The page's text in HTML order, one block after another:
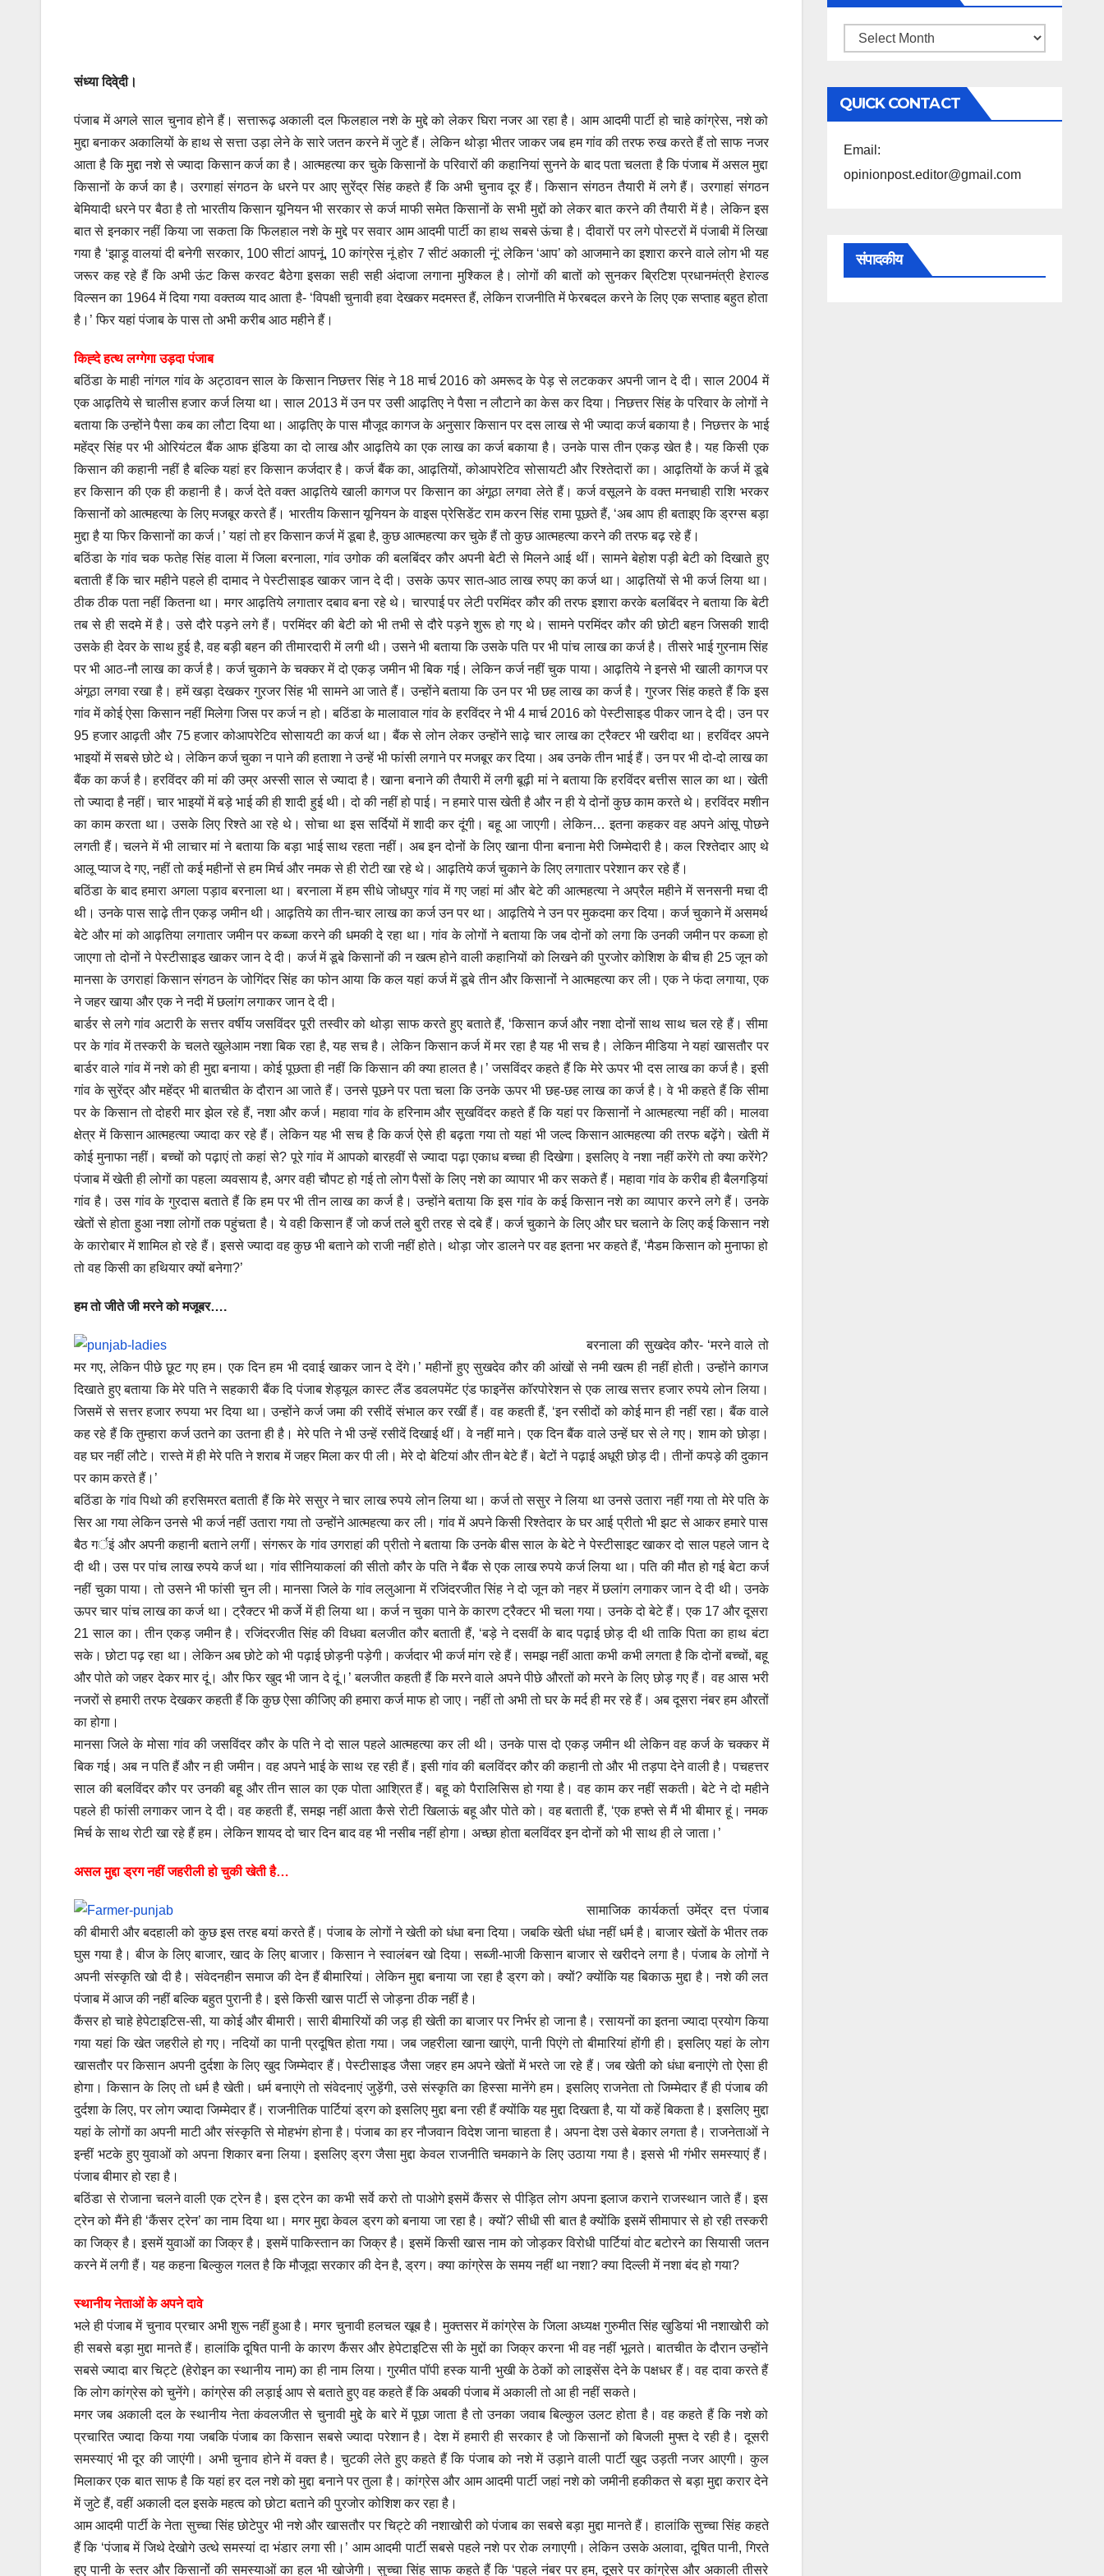
संध्या दिवे्दी।
पंजाब में अगले साल चुनाव होने हैं। सत्तारूढ़ अकाली दल फिलहाल नशे के मुद्दे को लेकर घिरा नजर आ रहा है। आम आदमी पार्टी हो चाहे कांग्रेस, नशे को
मुद्दा बनाकर अकालियों के हाथ से सत्ता उड़ा लेने के सारे जतन करने में जुटे हैं। लेकिन थोड़ा भीतर जाकर जब हम गांव की तरफ रुख करते हैं तो साफ नजर
आता है कि मुद्दा नशे से ज्यादा किसान कर्ज का है। आत्महत्या कर चुके किसानों के परिवारों की कहानियां सुनने के बाद पता चलता है कि पंजाब में असल मुद्दा
किसानों के कर्ज का है। उरगाहां संगठन के धरने पर आए सुरेंद्र सिंह कहते हैं कि अभी चुनाव दूर हैं। किसान संगठन तैयारी में लगे हैं। उरगाहां संगठन
बेमियादी धरने पर बैठा है तो भारतीय किसान यूनियन भी सरकार से कर्ज माफी समेत किसानों के सभी मुद्दों को लेकर बात करने की तैयारी में है। लेकिन इस
बात से इनकार नहीं किया जा सकता कि फिलहाल नशे के मुद्दे पर सवार आम आदमी पार्टी का हाथ सबसे ऊंचा है। दीवारों पर लगे पोस्टरों में पंजाबी में लिखा
गया है ‘झाड़ू वालयां दी बनेगी सरकार, 100 सीटां आपनूं, 10 कांग्रेस नूं होर 7 सीटं अकाली नूं‘ लेकिन ‘आप’ को आजमाने का इशारा करने वाले लोग भी यह
जरूर कह रहे हैं कि अभी ऊंट किस करवट बैठेगा इसका सही सही अंदाजा लगाना मुश्किल है। लोगों की बातों को सुनकर ब्रिटिश प्रधानमंत्री हेराल्ड
विल्सन का 1964 में दिया गया वक्तव्य याद आता है- ‘विपक्षी चुनावी हवा देखकर मदमस्त हैं, लेकिन राजनीति में फेरबदल करने के लिए एक सप्ताह बहुत होता
है।’ फिर यहां पंजाब के पास तो अभी करीब आठ महीने हैं।
किह्दे हत्थ लग्गेगा उड़दा पंजाब
बठिंडा के माही नांगल गांव के अट्ठावन साल के किसान निछत्तर सिंह ने 18 मार्च 2016 को अमरूद के पेड़ से लटककर अपनी जान दे दी। साल 2004 में
एक आढ़तिये से चालीस हजार कर्ज लिया था। साल 2013 में उन पर उसी आढ़तिए ने पैसा न लौटाने का केस कर दिया। निछत्तर सिंह के परिवार के लोगों ने
बताया कि उन्होंने पैसा कब का लौटा दिया था। आढ़तिए के पास मौजूद कागज के अनुसार किसान पर दस लाख से भी ज्यादा कर्ज बकाया है। निछत्तर के भाई
महेंद्र सिंह पर भी ओरियंटल बैंक आफ इंडिया का दो लाख और आढ़तिये का एक लाख का कर्ज बकाया है। उनके पास तीन एकड़ खेत है। यह किसी एक
किसान की कहानी नहीं है बल्कि यहां हर किसान कर्जदार है। कर्ज बैंक का, आढ़तियों, कोआपरेटिव सोसायटी और रिश्तेदारों का। आढ़तियों के कर्ज में डूबे
हर किसान की एक ही कहानी है। कर्ज देते वक्त आढ़तिये खाली कागज पर किसान का अंगूठा लगवा लेते हैं। कर्ज वसूलने के वक्त मनचाही राशि भरकर
किसानोंं को आत्महत्या के लिए मजबूर करते हैं। भारतीय किसान यूनियन के वाइस प्रेसिडेंट राम करन सिंह रामा पूछते हैं, ‘अब आप ही बताइए कि ड्रग्स बड़ा
मुद्दा है या फिर किसानों का कर्ज।’ यहां तो हर किसान कर्ज में डूबा है, कुछ आत्महत्या कर चुके हैं तो कुछ आत्महत्या करने की तरफ बढ़ रहे हैं।
बठिंडा के गांव चक फतेह सिंह वाला में जिला बरनाला, गांव उगोक की बलबिंदर कौर अपनी बेटी से मिलने आई थीं। सामने बेहोश पड़ी बेटी को दिखाते हुए
बताती हैं कि चार महीने पहले ही दामाद ने पेस्टीसाइड खाकर जान दे दी। उसके ऊपर सात-आठ लाख रुपए का कर्ज था। आढ़तियों से भी कर्ज लिया था।
ठीक ठीक पता नहीं कितना था। मगर आढ़तिये लगातार दबाव बना रहे थे। चारपाई पर लेटी परमिंदर कौर की तरफ इशारा करके बलबिंदर ने बताया कि बेटी
तब से ही सदमे में है। उसे दौरे पड़ने लगे हैं। परमिंदर की बेटी को भी तभी से दौरे पड़ने शुरू हो गए थे। सामने परमिंदर कौर की छोटी बहन जिसकी शादी
उसके ही देवर के साथ हुई है, वह बड़ी बहन की तीमारदारी में लगी थी। उसने भी बताया कि उसके पति पर भी पांच लाख का कर्ज है। तीसरे भाई गुरनाम सिंह
पर भी आठ-नौ लाख का कर्ज है। कर्ज चुकाने के चक्कर में दो एकड़ जमीन भी बिक गई। लेकिन कर्ज नहीं चुक पाया। आढ़तिये ने इनसे भी खाली कागज पर
अंगूठा लगवा रखा है। हमें खड़ा देखकर गुरजर सिंह भी सामने आ जाते हैं। उन्होंने बताया कि उन पर भी छह लाख का कर्ज है। गुरजर सिंह कहते हैं कि इस
गांव में कोई ऐसा किसान नहीं मिलेगा जिस पर कर्ज न हो। बठिंडा के मालावाल गांव के हरविंदर ने भी 4 मार्च 2016 को पेस्टीसाइड पीकर जान दे दी। उन पर
95 हजार आढ़ती और 75 हजार कोआपरेटिव सोसायटी का कर्ज था। बैंक से लोन लेकर उन्होंने साढ़े चार लाख का ट्रैक्टर भी खरीदा था। हरविंदर अपने
भाइयों में सबसे छोटे थे। लेकिन कर्ज चुका न पाने की हताशा ने उन्हें भी फांसी लगाने पर मजबूर कर दिया। अब उनके तीन भाई हैं। उन पर भी दो-दो लाख का
बैंक का कर्ज है। हरविंदर की मां की उम्र अस्सी साल से ज्यादा है। खाना बनाने की तैयारी में लगी बूढ़ी मां ने बताया कि हरविंदर बत्तीस साल का था। खेती
तो ज्यादा है नहीं। चार भाइयों में बड़े भाई की ही शादी हुई थी। दो की नहीं हो पाई। न हमारे पास खेती है और न ही ये दोनों कुछ काम करते थे। हरविंदर मशीन
का काम करता था। उसके लिए रिश्ते आ रहे थे। सोचा था इस सर्दियों में शादी कर दूंगी। बहू आ जाएगी। लेकिन… इतना कहकर वह अपने आंसू पोछने
लगती हैं। चलने में भी लाचार मां ने बताया कि बड़ा भाई साथ रहता नहीं। अब इन दोनों के लिए खाना पीना बनाना मेरी जिम्मेदारी है। कल रिश्तेदार आए थे
आलू प्याज दे गए, नहीं तो कई महीनों से हम मिर्च और नमक से ही रोटी खा रहे थे। आढ़तिये कर्ज चुकाने के लिए लगातार परेशान कर रहे हैं।
बठिंडा के बाद हमारा अगला पड़ाव बरनाला था। बरनाला में हम सीधे जोधपुर गांव में गए जहां मां और बेटे की आत्महत्या ने अप्रैल महीने में सनसनी मचा दी
थी। उनके पास साढ़े तीन एकड़ जमीन थी। आढ़तिये का तीन-चार लाख का कर्ज उन पर था। आढ़तिये ने उन पर मुकदमा कर दिया। कर्ज चुकाने में असमर्थ
बेटे और मां को आढ़तिया लगातार जमीन पर कब्जा करने की धमकी दे रहा था। गांव के लोगों ने बताया कि जब दोनों को लगा कि उनकी जमीन पर कब्जा हो
जाएगा तो दोनों ने पेस्टीसाइड खाकर जान दे दी। कर्ज में डूबे किसानों की न खत्म होने वाली कहानियों को लिखने की पुरजोर कोशिश के बीच ही 25 जून को
मानसा के उगराहां किसान संगठन के जोगिंदर सिंह का फोन आया कि कल यहां कर्ज में डूबे तीन और किसानोंं ने आत्महत्या कर ली। एक ने फंदा लगाया, एक
ने जहर खाया और एक ने नदी में छलांग लगाकर जान दे दी।
बार्डर से लगे गांव अटारी के सत्तर वर्षीय जसविंदर पूरी तस्वीर को थोड़ा साफ करते हुए बताते हैं, ‘किसान कर्ज और नशा दोनों साथ साथ चल रहे हैं। सीमा
पर के गांव में तस्करी के चलते खुलेआम नशा बिक रहा है, यह सच है। लेकिन किसान कर्ज में मर रहा है यह भी सच है। लेकिन मीडिया ने यहां खासतौर पर
बार्डर वाले गांव में नशे को ही मुद्दा बनाया। कोई पूछता ही नहीं कि किसान की क्या हालत है।’ जसविंदर कहते हैं कि मेरे ऊपर भी दस लाख का कर्ज है। इसी
गांव के सुरेंद्र और महेंद्र भी बातचीत के दौरान आ जाते हैं। उनसे पूछने पर पता चला कि उनके ऊपर भी छह-छह लाख का कर्ज है। वे भी कहते हैं कि सीमा
पर के किसान तो दोहरी मार झेल रहे हैं, नशा और कर्ज। महावा गांव के हरिनाम और सुखविंदर कहते हैं कि यहां पर किसानोंं ने आत्महत्या नहीं की। मालवा
क्षेत्र में किसान आत्महत्या ज्यादा कर रहे हैं। लेकिन यह भी सच है कि कर्ज ऐसे ही बढ़ता गया तो यहां भी जल्द किसान आत्महत्या की तरफ बढ़ेंगे। खेती में
कोई मुनाफा नहीं। बच्चों को पढ़ाएं तो कहां से? पूरे गांव में आपको बारहवीं से ज्यादा पढ़ा एकाध बच्चा ही दिखेगा। इसलिए वे नशा नहीं करेंगे तो क्या करेंगे?
पंजाब में खेती ही लोगों का पहला व्यवसाय है, अगर वही चौपट हो गई तो लोग पैसों के लिए नशे का व्यापार भी कर सकते हैं। महावा गांव के करीब ही बैलगड़ियां
गांव है। उस गांव के गुरदास बताते हैं कि हम पर भी तीन लाख का कर्ज है। उन्होंने बताया कि इस गांव के कई किसान नशे का व्यापार करने लगे हैं। उनके
खेतों से होता हुआ नशा लोगों तक पहुंचता है। ये वही किसान हैं जो कर्ज तले बुरी तरह से दबे हैं। कर्ज चुकाने के लिए और घर चलाने के लिए कई किसान नशे
के कारोबार में शामिल हो रहे हैं। इससे ज्यादा वह कुछ भी बताने को राजी नहीं होते। थोड़ा जोर डालने पर वह इतना भर कहते हैं, ‘मैडम किसान को मुनाफा हो
तो वह किसी का हथियार क्यों बनेगा?’
हम तो जीते जी मरने को मजूबर….
बरनाला की सुखदेव कौर- ‘मरने वाले तो
मर गए, लेकिन पीछे छूट गए हम। एक दिन हम भी दवाई खाकर जान दे देंगे।’ महीनों हुए सुखदेव कौर की आंखों से नमी खत्म ही नहीं होती। उन्होंने कागज
दिखाते हुए बताया कि मेरे पति ने सहकारी बैंक दि पंजाब शेड्यूल कास्ट लैंड डवलपमेंट एंड फाइनेंस कॉरपोरेशन से एक लाख सत्तर हजार रुपये लोन लिया।
जिसमें से सत्तर हजार रुपया भर दिया था। उन्होंने कर्ज जमा की रसीदें संभाल कर रखीं हैं। वह कहती हैं, ‘इन रसीदों को कोई मान ही नहीं रहा। बैंक वाले
कह रहे हैं कि तुम्हारा कर्ज उतने का उतना ही है। मेरे पति ने भी उन्हें रसीदें दिखाई थीं। वे नहीं माने। एक दिन बैंक वाले उन्हें घर से ले गए। शाम को छोड़ा।
वह घर नहीं लौटे। रास्ते में ही मेरे पति ने शराब में जहर मिला कर पी ली। मेरे दो बेटियां और तीन बेटे हैं। बेटों ने पढ़ाई अधूरी छोड़ दी। तीनों कपड़े की दुकान
पर काम करते हैं।’
बठिंडा के गांव पिथो की हरसिमरत बताती हैं कि मेरे ससुर ने चार लाख रुपये लोन लिया था। कर्ज तो ससुर ने लिया था उनसे उतारा नहीं गया तो मेरे पति के
सिर आ गया लेकिन उनसे भी कर्ज नहीं उतारा गया तो उन्होंने आत्महत्या कर ली। गांव में अपने किसी रिश्तेदार के घर आई प्रीतो भी झट से आकर हमारे पास
बैठ गर्इं और अपनी कहानी बताने लगीं। संगरूर के गांव उगराहां की प्रीतो ने बताया कि उनके बीस साल के बेटे ने पेस्टीसाइट खाकर दो साल पहले जान दे
दी थी। उस पर पांच लाख रुपये कर्ज था। गांव सीनियाकलां की सीतो कौर के पति ने बैंक से एक लाख रुपये कर्ज लिया था। पति की मौत हो गई बेटा कर्ज
नहीं चुका पाया। तो उसने भी फांसी चुन ली। मानसा जिले के गांव ललुआना में रजिंदरजीत सिंह ने दो जून को नहर में छलांग लगाकर जान दे दी थी। उनके
ऊपर चार पांच लाख का कर्ज था। ट्रैक्टर भी कर्जे में ही लिया था। कर्ज न चुका पाने के कारण ट्रैक्टर भी चला गया। उनके दो बेटे हैं। एक 17 और दूसरा
21 साल का। तीन एकड़ जमीन है। रजिंदरजीत सिंह की विधवा बलजीत कौर बताती हैं, ‘बड़े ने दसवीं के बाद पढ़ाई छोड़ दी थी ताकि पिता का हाथ बंटा
सके। छोटा पढ़ रहा था। लेकिन अब छोटे को भी पढ़ाई छोड़नी पड़ेगी। कर्जदार भी कर्ज मांग रहे हैं। समझ नहीं आता कभी कभी लगता है कि दोनों बच्चों, बहू
और पोते को जहर देकर मार दूं। और फिर खुद भी जान दे दूं।’ बलजीत कहती हैं कि मरने वाले अपने पीछे औरतों को मरने के लिए छोड़ गए हैं। वह आस भरी
नजरों से हमारी तरफ देखकर कहती हैं कि कुछ ऐसा कीजिए की हमारा कर्ज माफ हो जाए। नहीं तो अभी तो घर के मर्द ही मर रहे हैं। अब दूसरा नंबर हम औरतों
का होगा।
मानसा जिले के मोसा गांव की जसविंदर कौर के पति ने दो साल पहले आत्महत्या कर ली थी। उनके पास दो एकड़ जमीन थी लेकिन वह कर्ज के चक्कर में
बिक गई। अब न पति हैं और न ही जमीन। वह अपने भाई के साथ रह रही हैं। इसी गांव की बलविंदर कौर की कहानी तो और भी तड़पा देने वाली है। पचहत्तर
साल की बलविंदर कौर पर उनकी बहू और तीन साल का एक पोता आश्रित हैं। बहू को पैरालिसिस हो गया है। वह काम कर नहीं सकती। बेटे ने दो महीने
पहले ही फांसी लगाकर जान दे दी। वह कहती हैं, समझ नहीं आता कैसे रोटी खिलाऊं बहू और पोते को। वह बताती हैं, ‘एक हफ्ते से मैं भी बीमार हूं। नमक
मिर्च के साथ रोटी खा रहे हैं हम। लेकिन शायद दो चार दिन बाद वह भी नसीब नहीं होगा। अच्छा होता बलविंदर इन दोनों को भी साथ ही ले जाता।’
असल मुद्दा ड्रग नहीं जहरीली हो चुकी खेती है…
सामाजिक कार्यकर्ता उमेंद्र दत्त पंजाब
की बीमारी और बदहाली को कुछ इस तरह बयां करते हैं। पंजाब के लोगों ने खेती को धंधा बना दिया। जबकि खेती धंधा नहीं धर्म है। बाजार खेतों के भीतर तक
घुस गया है। बीज के लिए बाजार, खाद के लिए बाजार। किसान ने स्वालंबन खो दिया। सब्जी-भाजी किसान बाजार से खरीदने लगा है। पंजाब के लोगों ने
अपनी संस्कृति खो दी है। संवेदनहीन समाज की देन हैं बीमारियां। लेकिन मुद्दा बनाया जा रहा है ड्रग को। क्यों? क्योंकि यह बिकाऊ मुद्दा है। नशे की लत
पंजाब में आज की नहीं बल्कि बहुत पुरानी है। इसे किसी खास पार्टी से जोड़ना ठीक नहीं है।
कैंसर हो चाहे हेपेटाइटिस-सी, या कोई और बीमारी। सारी बीमारियों की जड़ ही खेती का बाजार पर निर्भर हो जाना है। रसायनों का इतना ज्यादा प्रयोग किया
गया यहां कि खेत जहरीले हो गए। नदियों का पानी प्रदूषित होता गया। जब जहरीला खाना खाएंगे, पानी पिएंगे तो बीमारियां होंगी ही। इसलिए यहां के लोग
खासतौर पर किसान अपनी दुर्दशा के लिए खुद जिम्मेदार हैं। पेस्टीसाइड जैसा जहर हम अपने खेतों में भरते जा रहे हैं। जब खेती को धंधा बनाएंगे तो ऐसा ही
होगा। किसान के लिए तो धर्म है खेती। धर्म बनाएंगे तो संवेदनाएं जुड़ेंगी, उसे संस्कृति का हिस्सा मानेंगे हम। इसलिए राजनेता तो जिम्मेदार हैं ही पंजाब की
दुर्दशा के लिए, पर लोग ज्यादा जिम्मेदार हैं। राजनीतिक पार्टियां ड्रग को इसलिए मुद्दा बना रही हैं क्योंकि यह मुद्दा दिखता है, या यों कहें बिकता है। इसलिए मुद्दा
यहां के लोगों का अपनी माटी और संस्कृति से मोहभंग होना है। पंजाब का हर नौजवान विदेश जाना चाहता है। अपना देश उसे बेकार लगता है। राजनेताओं ने
इन्हीं भटके हुए युवाओं को अपना शिकार बना लिया। इसलिए ड्रग जैसा मुद्दा केवल राजनीति चमकाने के लिए उठाया गया है। इससे भी गंभीर समस्याएं हैं।
पंजाब बीमार हो रहा है।
बठिंडा से रोजाना चलने वाली एक ट्रेन है। इस ट्रेन का कभी सर्वे करो तो पाओगे इसमें कैंसर से पीड़ित लोग अपना इलाज कराने राजस्थान जाते हैं। इस
ट्रेन को मैंने ही ‘कैंसर ट्रेन’ का नाम दिया था। मगर मुद्दा केवल ड्रग को बनाया जा रहा है। क्यों? सीधी सी बात है क्योंकि इसमें सीमापार से हो रही तस्करी
का जिक्र है। इसमें युवाओं का जिक्र है। इसमें पाकिस्तान का जिक्र है। इसमें किसी खास नाम को जोड़कर विरोधी पार्टियां वोट बटोरने का सियासी जतन
करने में लगी हैं। यह कहना बिल्कुल गलत है कि मौजूदा सरकार की देन है, ड्रग। क्या कांग्रेस के समय नहीं था नशा? क्या दिल्ली में नशा बंद हो गया?
स्थानीय नेताओं के अपने दावे
भले ही पंजाब में चुनाव प्रचार अभी शुरू नहीं हुआ है। मगर चुनावी हलचल खूब है। मुक्तसर में कांग्रेस के जिला अध्यक्ष गुरुमीत सिंह खुडियां भी नशाखोरी को
ही सबसे बड़ा मुद्दा मानते हैं। हालांकि दूषित पानी के कारण कैंसर और हेपेटाइटिस सी के मुद्दों का जिक्र करना भी वह नहीं भूलते। बातचीत के दौरान उन्होंने
सबसे ज्यादा बार चिट्टे (हेरोइन का स्थानीय नाम) का ही नाम लिया। गुरमीत पॉपी हस्क यानी भुखी के ठेकों को लाइसेंस देने के पक्षधर हैं। वह दावा करते हैं
कि लोग कांग्रेस को चुनेंगे। कांग्रेस की लड़ाई आप से बताते हुए वह कहते हैं कि अबकी पंजाब में अकाली तो आ ही नहीं सकते।
मगर जब अकाली दल के स्थानीय नेता कंवलजीत से चुनावी मुद्दे के बारे में पूछा जाता है तो उनका जवाब बिल्कुल उलट होता है। वह कहते हैं कि नशे को
प्रचारित ज्यादा किया गया जबकि पंजाब का किसान सबसे ज्यादा परेशान है। देश में हमारी ही सरकार है जो किसानोंं को बिजली मुफ्त दे रही है। दूसरी
समस्याएं भी दूर की जाएंगी। अभी चुनाव होने में वक्त है। चुटकी लेते हुए कहते हैं कि पंजाब को नशे में उड़ाने वाली पार्टी खुद उड़ती नजर आएगी। कुल
मिलाकर एक बात साफ है कि यहां हर दल नशे को मुद्दा बनाने पर तुला है। कांग्रेस और आम आदमी पार्टी जहां नशे को जमीनी हकीकत से बड़ा मुद्दा करार देने
में जुटे हैं, वहीं अकाली दल इसके महत्व को छोटा बताने की पुरजोर कोशिश कर रहा है।
आम आदमी पार्टी के नेता सुच्चा सिंह छोटेपुर भी नशे और खासतौर पर चिट्टे की नशाखोरी को पंजाब का सबसे बड़ा मुद्दा मानते हैं। हालांकि सुच्चा सिंह कहते
हैं कि ‘पंजाब में जिथे देखोगे उत्थे समस्यां दा भंडार लगा सी।’ आम आदमी पार्टी सबसे पहले नशे पर रोक लगाएगी। लेकिन उसके अलावा, दूषित पानी, गिरते
हुए पानी के स्तर और किसानोंं की समस्याओं का हल भी खोजेगी। सुच्चा सिंह साफ कहते हैं कि ‘पहले नंबर पर हम, दूसरे पर कांग्रेस और अकाली तीसरे
महिने
अनुसार
पढ़ें
QUICK CONTACT
Email:
opinionpost.editor@gmail.com
संपादकीय